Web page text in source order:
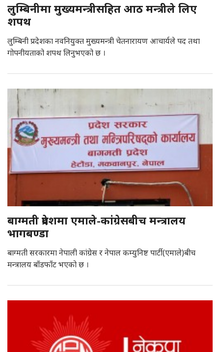
लुम्बिनीमा मुख्यमन्त्रीसहित आठ मन्त्रीले लिए
शपथ
लुम्बिनी प्रदेशका नवनियुक्त मुख्यमन्त्री चेतनारायण आचार्यले पद तथा
गोपनीयताको शपथ लिनुभएको छ ।
बाग्मती प्रदेशमा एमाले-कांग्रेसबीच मन्त्रालय
भागबण्डा
बाग्मती सरकारमा नेपाली कांग्रेस र नेपाल कम्युनिष्ट पार्टी (एमाले)बीच
मन्त्रालय बाँडफाँट भएको छ ।